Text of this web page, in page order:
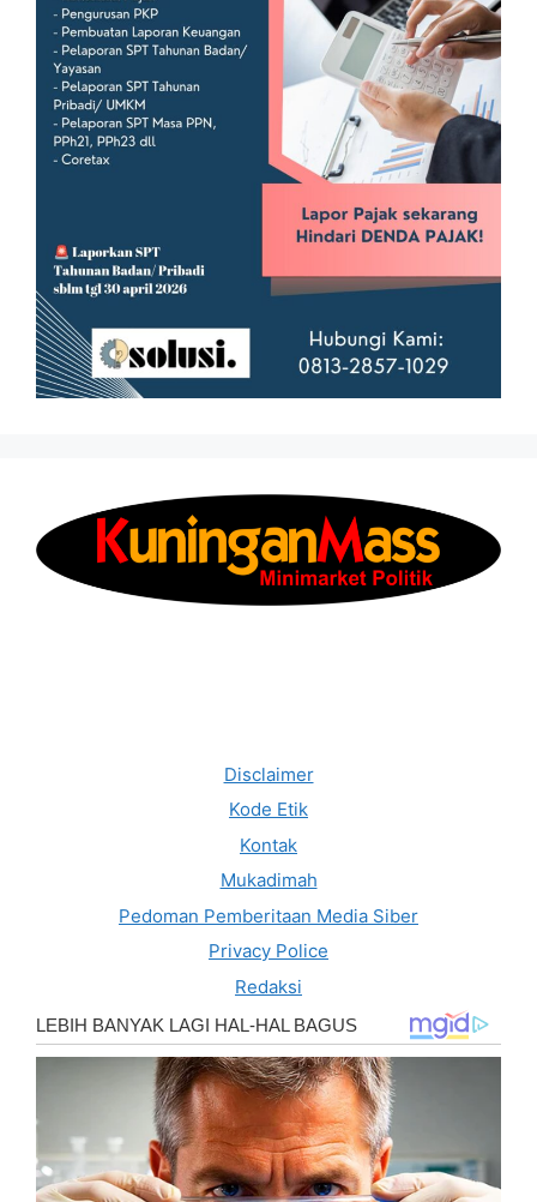
Disclaimer
Kode Etik
Kontak
Mukadimah
Pedoman Pemberitaan Media Siber
Privacy Police
Redaksi